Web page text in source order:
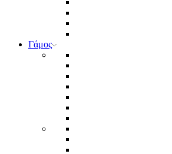
Γάμος